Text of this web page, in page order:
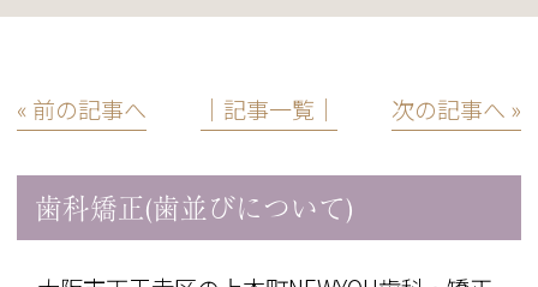
« 前の記事へ │記事一覧│ 次の記事へ »
歯科矯正(歯並びについて)